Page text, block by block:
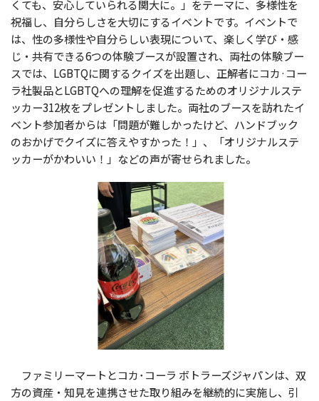
くても、安心していられる関大に。」をテーマに、多様性を
祝福し、自分らしさを大切にするイベントです。イベントで
は、性の多様性や自分らしい表現について、楽しく学び・感
じ・共有できる6つの体験ブースが設置され、両社の体験ブー
スでは、LGBTQに関するクイズを出題し、正解者にコカ·コー
ラ社製品とLGBTQへの理解を促進するためのオリジナルステ
ッカー312枚をプレゼントしました。両社のブースを訪れたイ
ベント参加者からは「問題が難しかったけど、ハンドブック
のおかげでクイズに答えやすかった！」、「オリジナルステ
ッカーがかわいい！」などの声が寄せられました。
ファミリーマートとコカ･コーラ ボトラーズジャパンは、双
方の資産・知見を連携させた取り組みを継続的に実施し、引